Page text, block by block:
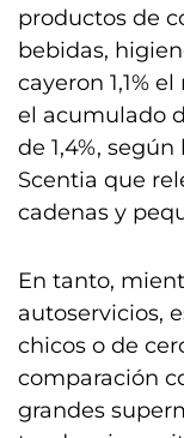
productos de
bebidas,
cayeron 1,1%
el acumulado
de 1,4%,
Scentia que
cadenas y
En tanto,
autoservicios,
chicos o de
comparación
grandes